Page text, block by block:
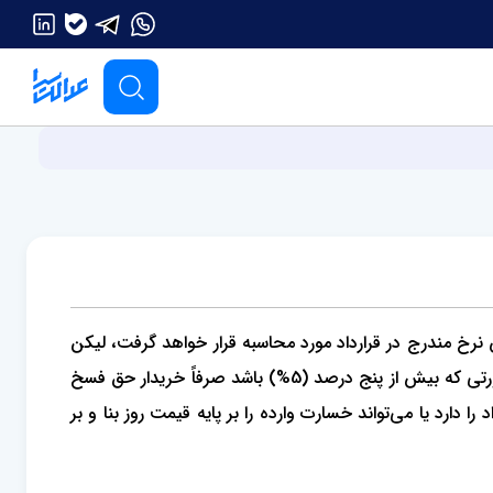
مندرج در قرارداد مورد محاسبه قرار خواهد گرفت، لیکن
چنانچه مساحت بنا تا پنج درصد (5%) افزون بر زیربنای مقرر در قرارداد باشد، هیچکدام از طرفین حق فسخ قرارداد را ندارند و در صورتی که بیش از پنج درصد (5%) باشد صرفاً خریدار حق فسخ
باشد پیش‌خریدار حق فسخ قرارداد را دارد یا می‌تواند خسارت وارده را بر پایه قیمت روز بنا و بر